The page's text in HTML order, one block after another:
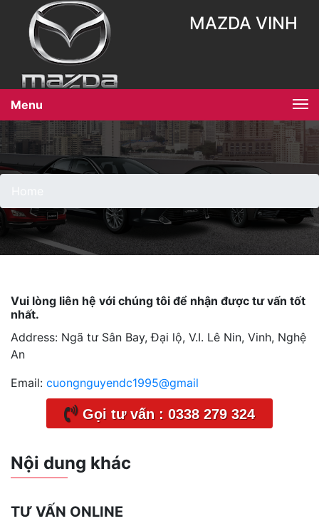
MAZDA VINH
Menu
Vui lòng liên hệ với chúng tôi để nhận được tư vấn tốt
nhất.
Address: Ngã tư Sân Bay, Đại lộ, V.I. Lê Nin, Vinh, Nghệ
An
Email: cuongnguyendc1995@gmail
Gọi tư vấn : 0338 279 324
Nội dung khác
TƯ VẤN ONLINE